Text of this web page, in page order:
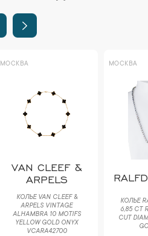
МОСКВА
VAN CLEEF &
ARPELS
КОЛЬЕ VAN CLEEF &
ARPELS VINTAGE
ALHAMBRA 10 MOTIFS
YELLOW GOLD ONYX
VCARA42700
МОСКВА
КОЛЬЕ
6,85 CT
CUT